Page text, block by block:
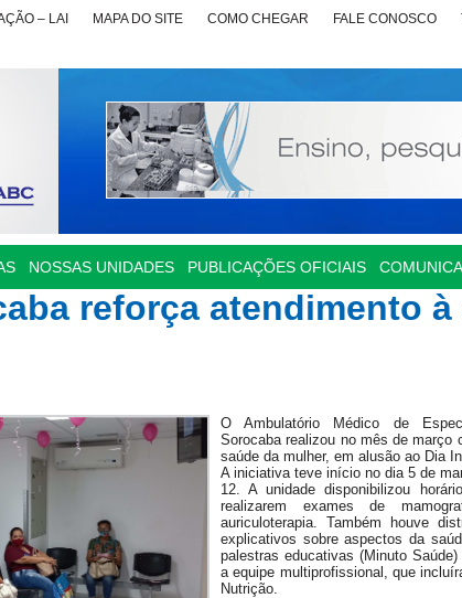
– LAI MAPA DO SITE COMO CHEGAR FALE CONOSCO
NOSSAS UNIDADES PUBLICAÇÕES OFICIAIS
reforça atendimento
O Ambulatório Médico de
Sorocaba realizou no mês de março
saúde da mulher, em alusão ao Dia
A iniciativa teve início no dia 5 de
12. A unidade disponibilizou
realizarem exames de
auriculoterapia. Também houve
explicativos sobre aspectos da
palestras educativas (Minuto
a equipe multiprofissional, que
Nutrição.